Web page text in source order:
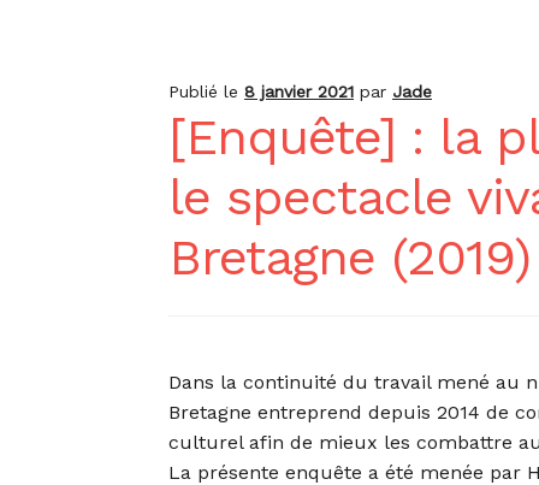
Publié le8 janvier 2021 par Jade
[Enquête] : la
le spectacle
Bretagne (2019)
Dans la continuité du travail mené au
Bretagne entreprend depuis 2014 de
culturel afin de mieux les combattre
La présente enquête a été menée par